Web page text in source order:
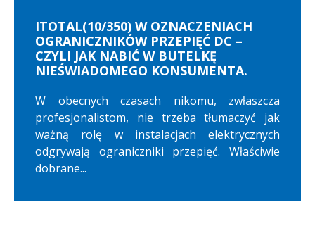
ITOTAL(10/350) W OZNACZENIACH
OGRANICZNIKÓW PRZEPIĘĆ DC –
CZYLI JAK NABIĆ W BUTELKĘ
NIEŚWIADOMEGO KONSUMENTA.
W obecnych czasach nikomu, zwłaszcza
profesjonalistom, nie trzeba tłumaczyć jak
ważną rolę w instalacjach elektrycznych
odgrywają ograniczniki przepięć. Właściwie
dobrane...